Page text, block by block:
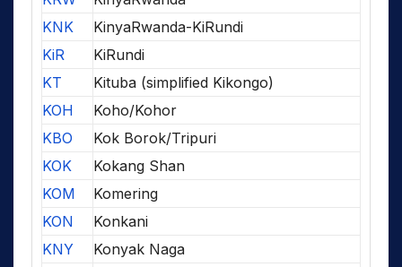
KNK
KinyaRwanda-KiRundi
KiR
KiRundi
KT
Kituba (simplified Kikongo)
KOH
Koho/Kohor
KBO
Kok Borok/Tripuri
KOK
Kokang Shan
KOM
Komering
KON
Konkani
KNY
Konyak Naga